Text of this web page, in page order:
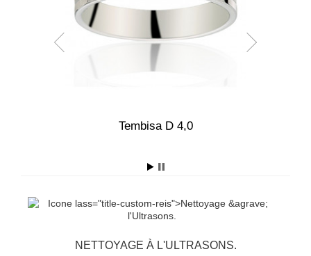
Tembisa D 4,0
NETTOYAGE À L'ULTRASONS.